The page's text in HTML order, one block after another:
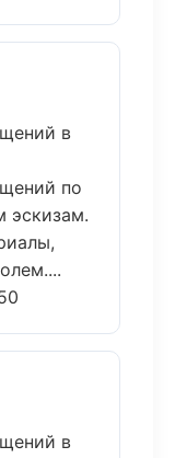
в
по
эскизам.
в